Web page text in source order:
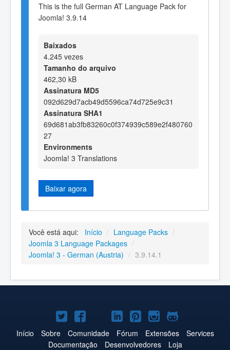
This is the full German AT Language Pack for
Joomla! 3.9.14
Baixados
4.245 vezes
Tamanho do arquivo
462,30 kB
Assinatura MD5
092d629d7acb49d5596ca74d725e9c31
Assinatura SHA1
69d681ab3fb83260c0f374939c589e2f480760
27
Environments
Joomla! 3 Translations
Baixar agora
Você está aqui: Início / Language Packs /
Joomla 3 Language Packages /
Joomla! 3 - German (Austria) / 3.9.14.1
Joomla!
no
Joomla!
no
Joomla!
no
Joomla!
no
Joomla!
no
Joomla!
no
Joomla!
no
Início Sobre Comunidade Fórum Extensões
Services
Documentação
Desenvolvedores Loja